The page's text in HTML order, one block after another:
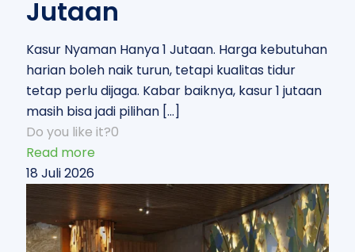
Jutaan
Kasur Nyaman Hanya 1 Jutaan. Harga kebutuhan
harian boleh naik turun, tetapi kualitas tidur
tetap perlu dijaga. Kabar baiknya, kasur 1 jutaan
masih bisa jadi pilihan […]
Do you like it?0
Read more
18 Juli 2026